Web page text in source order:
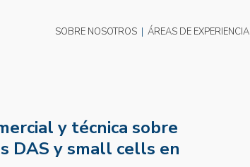
SOBRE NOSOTROS | ÁREAS DE EXPERIENCIA
y técnica sobre
DAS y small cells en